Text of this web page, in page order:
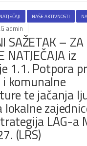
NAŠE AKTIVNOSTI
admin
SAŽETAK – ZA
NATJEČAJA iz
1.1. Potpora
komunalne
te jačanja
LAG-a
(LRS)